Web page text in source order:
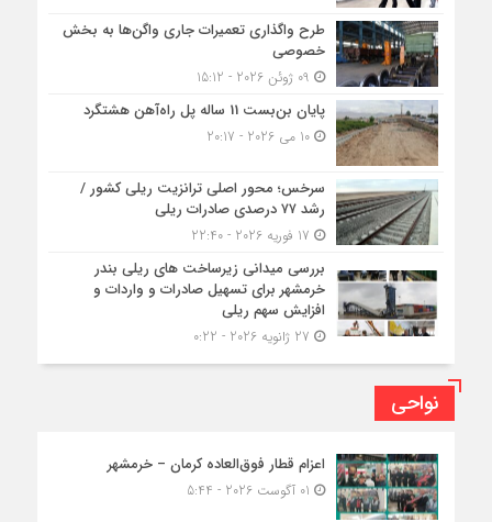
طرح واگذاری تعمیرات جاری واگن‌ها به بخش
خصوصی
پایان بن‌بست 11 ساله پل راه‌آهن هشتگرد
10 می 2026 - 20:17
سرخس؛ محور اصلی ترانزیت ریلی کشور /
رشد ۷۷ درصدی صادرات ریلی
بررسی میدانی زیرساخت های ریلی بندر
خرمشهر برای تسهیل صادرات و واردات و
افزایش سهم ریلی
نواحی
اعزام قطار فوق‌العاده کرمان – خرمشهر